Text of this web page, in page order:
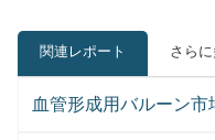
関連レポート さら
血管形成用バルーン市